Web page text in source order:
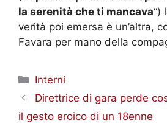
la serenità che ti mancava“)
verità poi emersa è un’altra,
Favara per mano della
Categorie
Interni
Direttrice di gara perde
il gesto eroico di un 18enne